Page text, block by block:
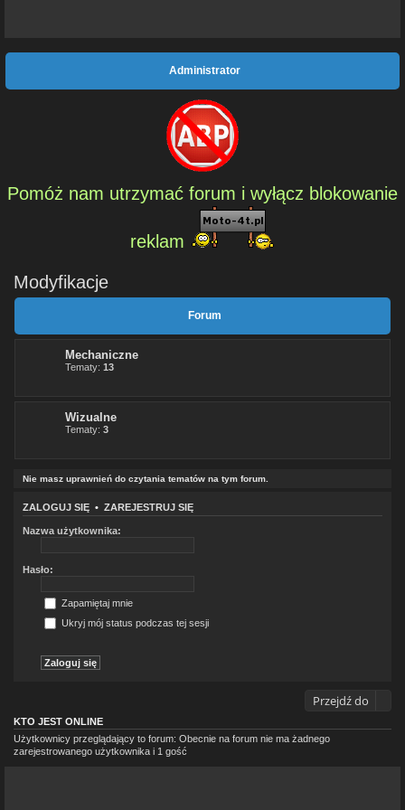
Administrator
Pomóż nam utrzymać forum i wyłącz blokowanie
reklam
Modyfikacje
Forum
Mechaniczne
Tematy: 13
Wizualne
Tematy: 3
Nie masz uprawnień do czytania tematów na tym forum.
ZALOGUJ SIĘ • ZAREJESTRUJ SIĘ
Nazwa użytkownika:
Hasło:
Zapamiętaj mnie
Ukryj mój status podczas tej sesji
Przejdź do
KTO JEST ONLINE
Użytkownicy przeglądający to forum: Obecnie na forum nie ma żadnego
zarejestrowanego użytkownika i 1 gość